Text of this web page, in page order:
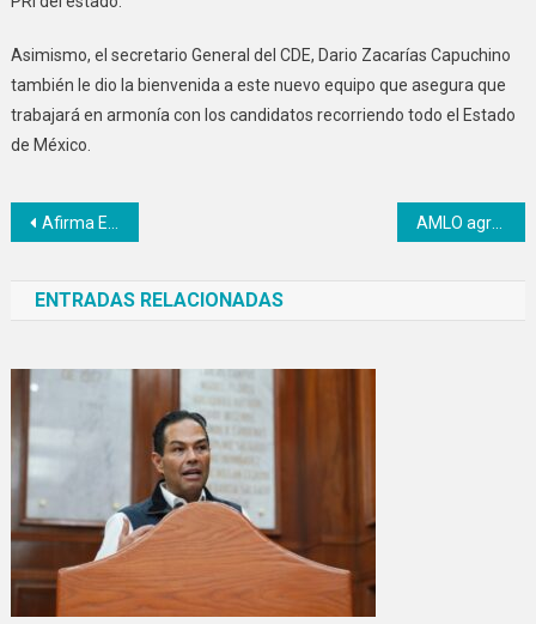
Asimismo, el secretario General del CDE, Dario Zacarías Capuchino
también le dio la bienvenida a este nuevo equipo que asegura que
trabajará en armonía con los candidatos recorriendo todo el Estado
de México.
Navegación
entradas
Afirma Enrique Vargas que alianza Va por Edomex recuperará la vida democrática del Estado AMLO agradece al presidente de Cuba por el apoyo brindado para combatir el covid-19
ENTRADAS RELACIONADAS